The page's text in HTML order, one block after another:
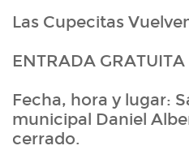
Las Cupecitas
ENTRADA GRATUITA
Fecha, hora y lugar:
municipal Daniel
cerrado.